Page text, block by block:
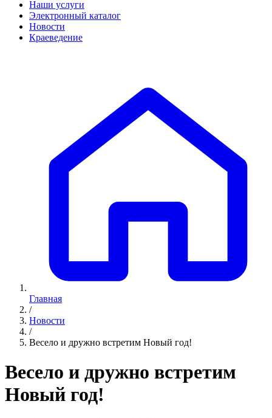
Наши услуги
Электронный каталог
Новости
Краеведение
Главная
/
Новости
/
Весело и дружно встретим Новый год!
Весело и дружно встретим
Новый год!